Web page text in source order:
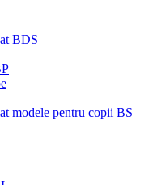
BDS
modele pentru copii BS